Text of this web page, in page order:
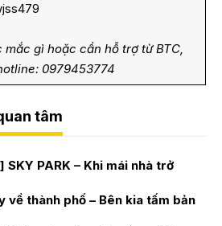
gì hoặc cần hỗ trợ từ BTC,
0979453774
tâm
PARK – Khi mái nhà trở
về thành phố – Bên kia tấm bản